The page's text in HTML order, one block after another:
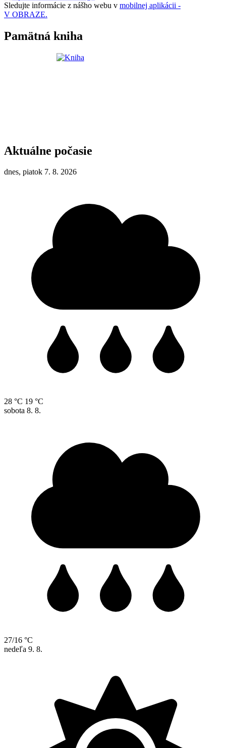
Sledujte informácie z nášho webu v mobilnej aplikácii -
V OBRAZE.
Pamätná kniha
Aktuálne počasie
dnes, piatok 7. 8. 2026
28 °C 19 °C
sobota 8. 8.
27/16 °C
nedeľa 9. 8.